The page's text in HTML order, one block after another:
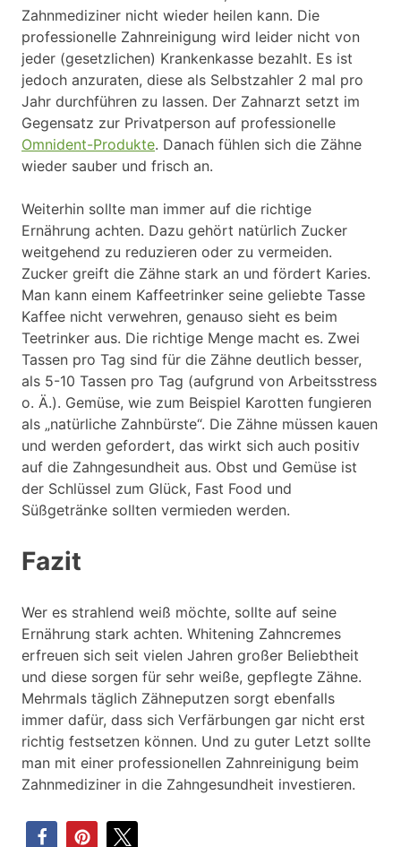
Zahnmediziner nicht wieder heilen kann. Die
professionelle Zahnreinigung wird leider nicht von
jeder (gesetzlichen) Krankenkasse bezahlt. Es ist
jedoch anzuraten, diese als Selbstzahler 2 mal pro
Jahr durchführen zu lassen. Der Zahnarzt setzt im
Gegensatz zur Privatperson auf professionelle
Omnident-Produkte. Danach fühlen sich die Zähne
wieder sauber und frisch an.
Weiterhin sollte man immer auf die richtige
Ernährung achten. Dazu gehört natürlich Zucker
weitgehend zu reduzieren oder zu vermeiden.
Zucker greift die Zähne stark an und fördert Karies.
Man kann einem Kaffeetrinker seine geliebte Tasse
Kaffee nicht verwehren, genauso sieht es beim
Teetrinker aus. Die richtige Menge macht es. Zwei
Tassen pro Tag sind für die Zähne deutlich besser,
als 5-10 Tassen pro Tag (aufgrund von Arbeitsstress
o. Ä.). Gemüse, wie zum Beispiel Karotten fungieren
als „natürliche Zahnbürste“. Die Zähne müssen kauen
und werden gefordert, das wirkt sich auch positiv
auf die Zahngesundheit aus. Obst und Gemüse ist
der Schlüssel zum Glück, Fast Food und
Süßgetränke sollten vermieden werden.
Fazit
Wer es strahlend weiß möchte, sollte auf seine
Ernährung stark achten. Whitening Zahncremes
erfreuen sich seit vielen Jahren großer Beliebtheit
und diese sorgen für sehr weiße, gepflegte Zähne.
Mehrmals täglich Zähneputzen sorgt ebenfalls
immer dafür, dass sich Verfärbungen gar nicht erst
richtig festsetzen können. Und zu guter Letzt sollte
man mit einer professionellen Zahnreinigung beim
Zahnmediziner in die Zahngesundheit investieren.